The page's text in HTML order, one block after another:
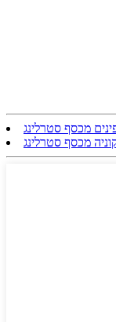
מכסף סטרלינג
מכסף סטרלינג